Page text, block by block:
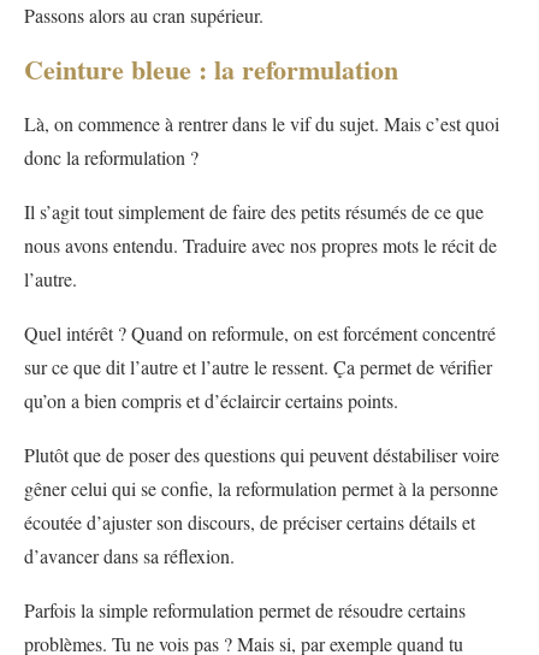
Passons alors au cran supérieur.
Ceinture bleue : la reformulation
Là, on commence à rentrer dans le vif du sujet. Mais c’est quoi
donc la reformulation ?
Il s’agit tout simplement de faire des petits résumés de ce que
nous avons entendu. Traduire avec nos propres mots le récit de
l’autre.
Quel intérêt ? Quand on reformule, on est forcément concentré
sur ce que dit l’autre et l’autre le ressent. Ça permet de vérifier
qu’on a bien compris et d’éclaircir certains points.
Plutôt que de poser des questions qui peuvent déstabiliser voire
gêner celui qui se confie, la reformulation permet à la personne
écoutée d’ajuster son discours, de préciser certains détails et
d’avancer dans sa réflexion.
Parfois la simple reformulation permet de résoudre certains
problèmes. Tu ne vois pas ? Mais si, par exemple quand tu